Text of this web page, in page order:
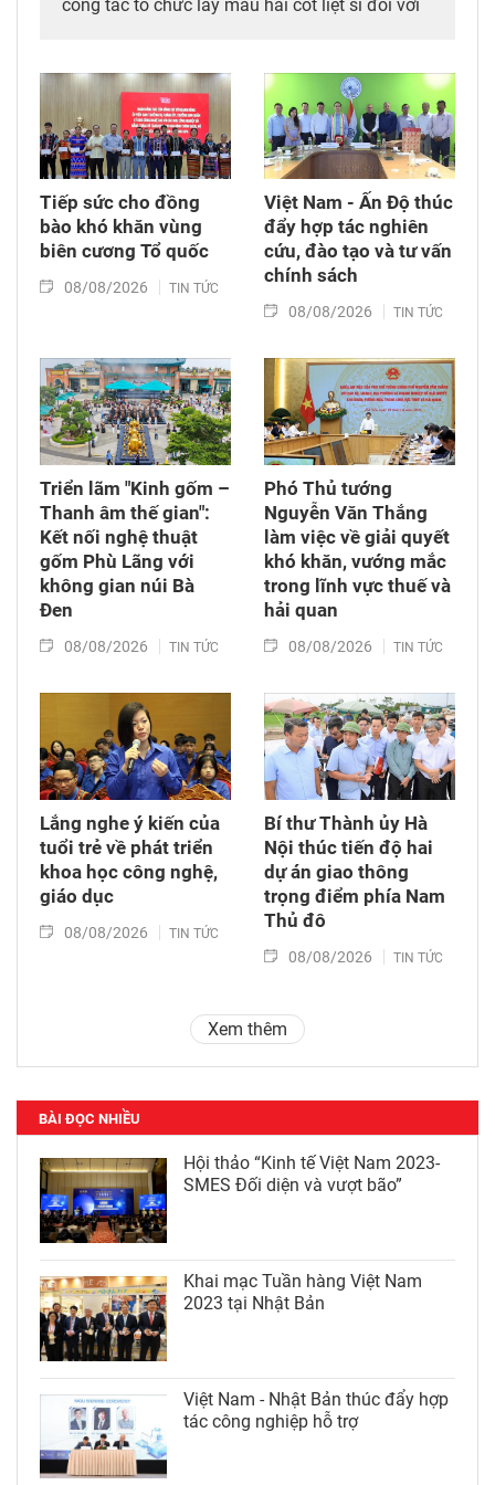
công tác tổ chức lấy mẫu hài cốt liệt sĩ đối với
thời tặng quà cho cán bộ, chiến sĩ tham gia
công tác lấy mẫu tại đây.
Tiếp sức cho đồng
bào khó khăn vùng
biên cương Tổ quốc
08/08/2026 TIN TỨC
Việt Nam - Ấn Độ thúc
đẩy hợp tác nghiên
cứu, đào tạo và tư vấn
chính sách
08/08/2026 TIN TỨC
Triển lãm "Kinh gốm –
Thanh âm thế gian":
Kết nối nghệ thuật
gốm Phù Lãng với
không gian núi Bà
Đen
08/08/2026 TIN TỨC
Phó Thủ tướng
Nguyễn Văn Thắng
làm việc về giải quyết
khó khăn, vướng mắc
trong lĩnh vực thuế và
hải quan
08/08/2026 TIN TỨC
Lắng nghe ý kiến của
tuổi trẻ về phát triển
khoa học công nghệ,
giáo dục
08/08/2026 TIN TỨC
Bí thư Thành ủy Hà
Nội thúc tiến độ hai
dự án giao thông
trọng điểm phía Nam
Thủ đô
08/08/2026 TIN TỨC
Xem thêm
BÀI ĐỌC NHIỀU
Hội thảo “Kinh tế Việt Nam 2023-
SMES Đối diện và vượt bão”
Khai mạc Tuần hàng Việt Nam
2023 tại Nhật Bản
Việt Nam - Nhật Bản thúc đẩy hợp
tác công nghiệp hỗ trợ